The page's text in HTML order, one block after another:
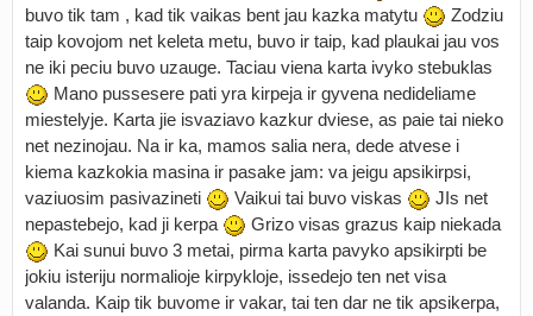
buvo tik tam , kad tik vaikas bent jau kazka matytu
Zodziu
taip kovojom net keleta metu, buvo ir taip, kad plaukai jau vos
ne iki peciu buvo uzauge. Taciau viena karta ivyko stebuklas
Mano pussesere pati yra kirpeja ir gyvena nedideliame
miestelyje. Karta jie isvaziavo kazkur dviese, as paie tai nieko
net nezinojau. Na ir ka, mamos salia nera, dede atvese i
kiema kazkokia masina ir pasake jam: va jeigu apsikirpsi,
vaziuosim pasivazineti
Vaikui tai buvo viskas
JIs net
nepastebejo, kad ji kerpa
Grizo visas grazus kaip niekada
Kai sunui buvo 3 metai, pirma karta pavyko apsikirpti be
jokiu isteriju normalioje kirpykloje, issedejo ten net visa
valanda. Kaip tik buvome ir vakar, tai ten dar ne tik apsikerpa,